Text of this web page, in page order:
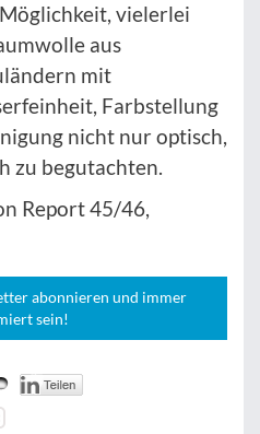
vielerlei
aus
mit
Farbstellung
nicht nur optisch,
zu begutachten.
Report 45/46,
abonnieren und immer
sein!